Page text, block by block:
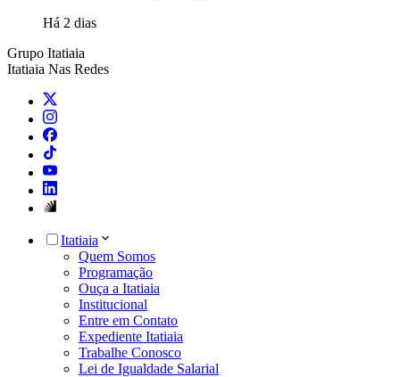
Há 2 dias
Grupo Itatiaia
Itatiaia Nas Redes
Itatiaia
Quem Somos
Programação
Ouça a Itatiaia
Institucional
Entre em Contato
Expediente Itatiaia
Trabalhe Conosco
Lei de Igualdade Salarial